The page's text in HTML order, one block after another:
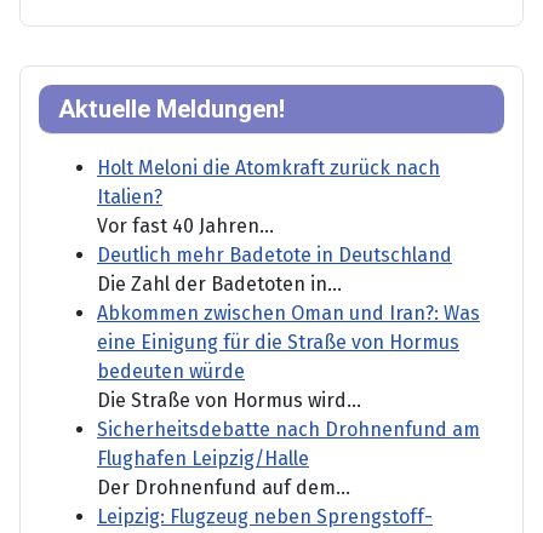
Aktuelle Meldungen!
Holt Meloni die Atomkraft zurück nach
Italien?
Vor fast 40 Jahren...
Deutlich mehr Badetote in Deutschland
Die Zahl der Badetoten in...
Abkommen zwischen Oman und Iran?: Was
eine Einigung für die Straße von Hormus
bedeuten würde
Die Straße von Hormus wird...
Sicherheitsdebatte nach Drohnenfund am
Flughafen Leipzig/Halle
Der Drohnenfund auf dem...
Leipzig: Flugzeug neben Sprengstoff-